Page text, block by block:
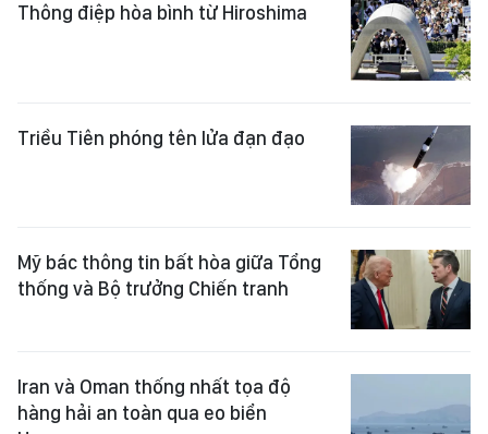
Thông điệp hòa bình từ Hiroshima
Triều Tiên phóng tên lửa đạn đạo
Mỹ bác thông tin bất hòa giữa Tổng
thống và Bộ trưởng Chiến tranh
Iran và Oman thống nhất tọa độ
hàng hải an toàn qua eo biển